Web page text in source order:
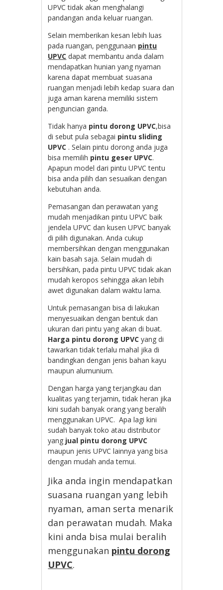
UPVC tidak akan menghalangi
pandangan anda keluar ruangan.
Selain memberikan kesan lebih luas
pada ruangan, penggunaan pintu
UPVC dapat membantu anda dalam
mendapatkan hunian yang nyaman
karena dapat membuat suasana
ruangan menjadi lebih kedap suara dan
juga aman karena memiliki sistem
penguncian ganda.
Tidak hanya pintu dorong UPVC,bisa
di sebut pula sebagai pintu sliding
UPVC . Selain pintu dorong anda juga
bisa memilih pintu geser UPVC.
Apapun model dari pintu UPVC tentu
bisa anda pilih dan sesuaikan dengan
kebutuhan anda.
Pemasangan dan perawatan yang
mudah menjadikan pintu UPVC baik
jendela UPVC dan kusen UPVC banyak
di pilih digunakan. Anda cukup
membersihkan dengan menggunakan
kain basah saja. Selain mudah di
bersihkan, pada pintu UPVC tidak akan
mudah keropos sehingga akan lebih
awet digunakan dalam waktu lama.
Untuk pemasangan bisa di lakukan
menyesuaikan dengan bentuk dan
ukuran dari pintu yang akan di buat.
Harga pintu dorong UPVC yang di
tawarkan tidak terlalu mahal jika di
bandingkan dengan jenis bahan kayu
maupun alumunium.
Dengan harga yang terjangkau dan
kualitas yang terjamin, tidak heran jika
kini sudah banyak orang yang beralih
menggunakan UPVC. Apa lagi kini
sudah banyak toko atau distributor
yang jual pintu dorong UPVC
maupun jenis UPVC lainnya yang bisa
dengan mudah anda temui.
Jika anda ingin mendapatkan
suasana ruangan yang lebih
nyaman, aman serta menarik
dan perawatan mudah. Maka
kini anda bisa mulai beralih
menggunakan pintu dorong
UPVC.